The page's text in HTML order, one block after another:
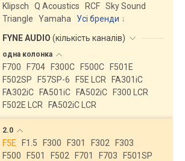
Klipsch
Q Acoustics RCF Sky Sound
Triangle
Yamaha
Усі бренди
FYNE AUDIO (кількість каналів)
одна колонка
F700 F704 F300C F500C
F501E
F502SP
F57SP-6 F5E LCR
FA301iC
FA302iC
FA501iC FA502iC
F300 LCR
F502E LCR
FA502iC LCR
2.0
F5E F1.5 F300 F301 F302
F303
F500
F501 F502 F701 F703 F501SP